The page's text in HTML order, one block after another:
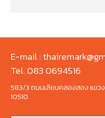
E-mail :
Tel. 083 0694516
583/3 ถนนเลียบคลองสอง แขว
10510